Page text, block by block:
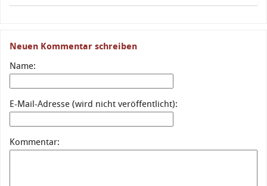
Neuen Kommentar schreiben
Name:
E-Mail-Adresse (wird nicht veröffentlicht):
Kommentar: